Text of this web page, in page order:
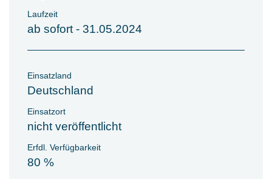
Laufzeit
ab sofort - 31.05.2024
Einsatzland
Deutschland
Einsatzort
nicht veröffentlicht
Erfdl. Verfügbarkeit
80 %